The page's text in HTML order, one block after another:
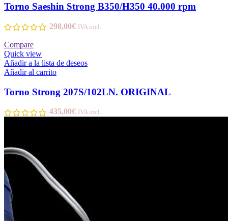
Torno Saeshin Strong B350/H350 40.000 rpm
298,00€ IVA incl.
Compare
Quick view
Añadir a la lista de deseos
Añadir al carrito
Torno Strong 207S/102LN. ORIGINAL
435,00€ IVA incl.